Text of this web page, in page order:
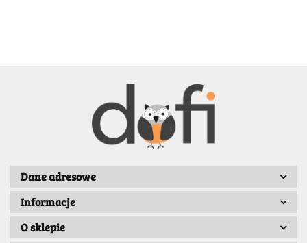
BENASSI/GALGI
Dane adresowe
Informacje
O sklepie